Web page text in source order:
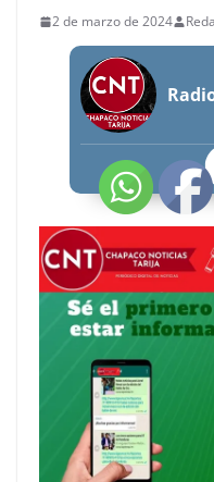
2 de marzo de 2024